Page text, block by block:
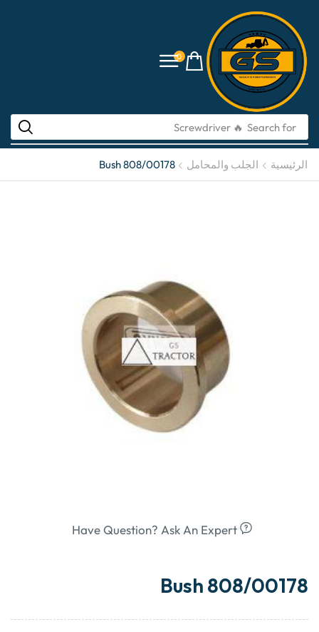
0
Search for
الرئيسية الجلب والمحامل Bush 808/00178
Have Question? Ask An Expert
Bush 808/00178